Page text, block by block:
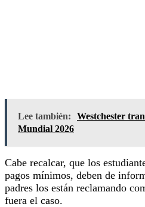
Lee también:
Westchester
Mundial 2026
Cabe recalcar, que los
pagos mínimos, deben de
padres los están reclamando
fuera el caso.